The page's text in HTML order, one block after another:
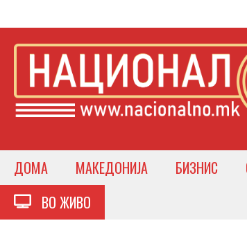
ДОМА МАКЕДОНИЈА БИЗНИС
ВО ЖИВО